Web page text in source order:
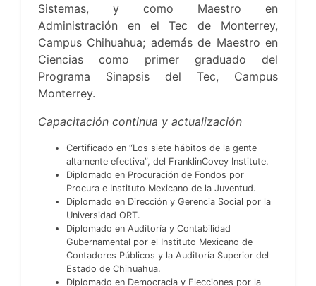
Sistemas, y como Maestro en
Administración en el Tec de Monterrey,
Campus Chihuahua; además de Maestro en
Ciencias como primer graduado del
Programa Sinapsis del Tec, Campus
Monterrey.
Capacitación continua y actualización
Certificado en “Los siete hábitos de la gente
altamente efectiva”, del FranklinCovey Institute.
Diplomado en Procuración de Fondos por
Procura e Instituto Mexicano de la Juventud.
Diplomado en Dirección y Gerencia Social por la
Universidad ORT.
Diplomado en Auditoría y Contabilidad
Gubernamental por el Instituto Mexicano de
Contadores Públicos y la Auditoría Superior del
Estado de Chihuahua.
Diplomado en Democracia y Elecciones por la